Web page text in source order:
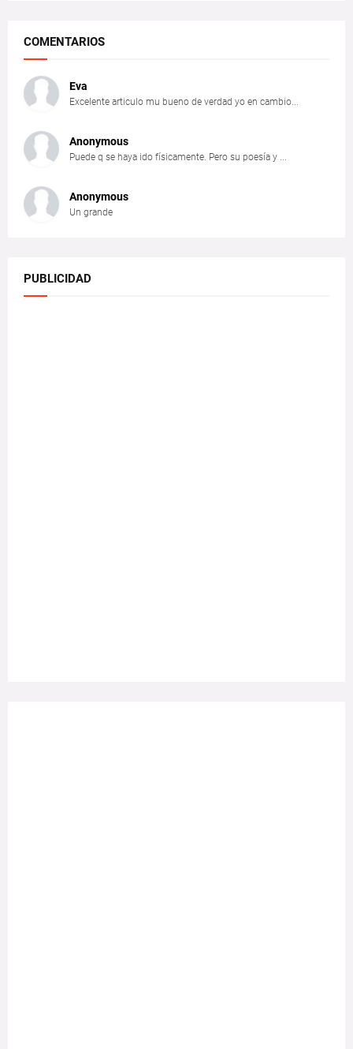
COMENTARIOS
Eva
Excelente articulo mu bueno de verdad yo en cambio...
Anonymous
Puede q se haya ido físicamente. Pero su poesía y ...
Anonymous
Un grande
PUBLICIDAD